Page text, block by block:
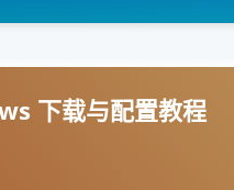
下载与配置教程